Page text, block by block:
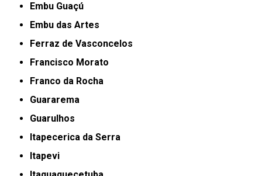
Embu Guaçú
Embu das Artes
Ferraz de Vasconcelos
Francisco Morato
Franco da Rocha
Guararema
Guarulhos
Itapecerica da Serra
Itapevi